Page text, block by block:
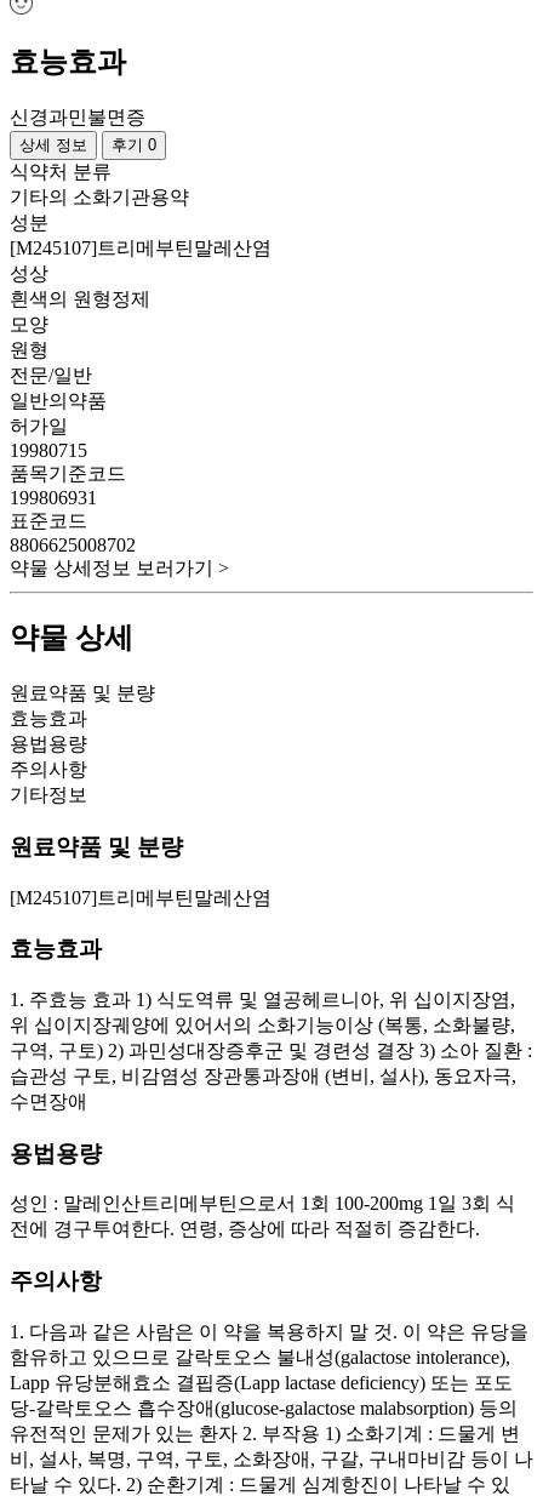
효능효과
신경과민불면증
상세 정보 후기 0
식약처 분류
기타의 소화기관용약
성분
[M245107]트리메부틴말레산염
성상
흰색의 원형정제
모양
원형
전문/일반
일반의약품
허가일
19980715
품목기준코드
199806931
표준코드
8806625008702
약물 상세정보 보러가기 >
약물 상세
원료약품 및 분량
효능효과
용법용량
주의사항
기타정보
원료약품 및 분량
[M245107]트리메부틴말레산염
효능효과
1. 주효능 효과 1) 식도역류 및 열공헤르니아, 위 십이지장염,
위 십이지장궤양에 있어서의 소화기능이상 (복통, 소화불량,
구역, 구토) 2) 과민성대장증후군 및 경련성 결장 3) 소아 질환 :
습관성 구토, 비감염성 장관통과장애 (변비, 설사), 동요자극,
수면장애
용법용량
성인 : 말레인산트리메부틴으로서 1회 100-200mg 1일 3회 식
전에 경구투여한다. 연령, 증상에 따라 적절히 증감한다.
주의사항
1. 다음과 같은 사람은 이 약을 복용하지 말 것. 이 약은 유당을
함유하고 있으므로 갈락토오스 불내성(galactose intolerance),
Lapp 유당분해효소 결핍증(Lapp lactase deficiency) 또는 포도
당-갈락토오스 흡수장애(glucose-galactose malabsorption) 등의
유전적인 문제가 있는 환자 2. 부작용 1) 소화기계 : 드물게 변
비, 설사, 복명, 구역, 구토, 소화장애, 구갈, 구내마비감 등이 나
타날 수 있다. 2) 순환기계 : 드물게 심계항진이 나타날 수 있